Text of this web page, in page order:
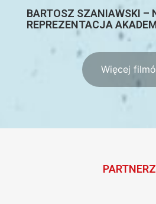
BARTOSZ SZANIAWSKI –
REPREZENTACJA
Więcej